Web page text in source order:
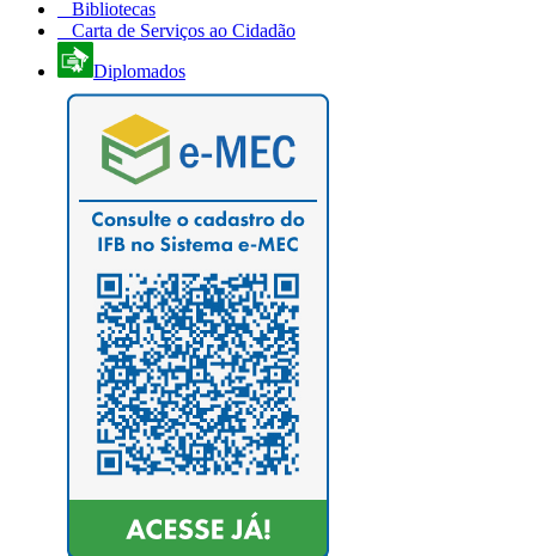
Bibliotecas
Carta de Serviços ao Cidadão
Diplomados